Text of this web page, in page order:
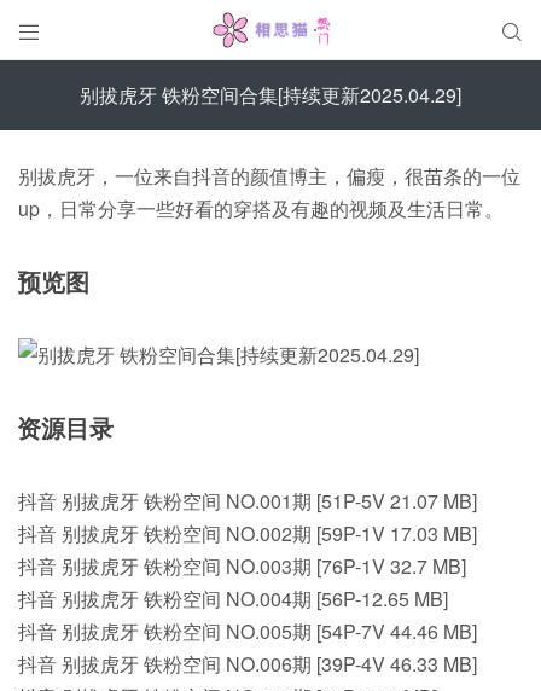
 
别拔虎牙 铁粉空间合集[持续更新2025.04.29]
别拔虎牙，一位来自抖音的颜值博主，偏瘦，很苗条的一位
up，日常分享一些好看的穿搭及有趣的视频及生活日常。
预览图
资源目录
抖音 别拔虎牙 铁粉空间 NO.001期 [51P-5V 21.07 MB]
抖音 别拔虎牙 铁粉空间 NO.002期 [59P-1V 17.03 MB]
抖音 别拔虎牙 铁粉空间 NO.003期 [76P-1V 32.7 MB]
抖音 别拔虎牙 铁粉空间 NO.004期 [56P-12.65 MB]
抖音 别拔虎牙 铁粉空间 NO.005期 [54P-7V 44.46 MB]
抖音 别拔虎牙 铁粉空间 NO.006期 [39P-4V 46.33 MB]